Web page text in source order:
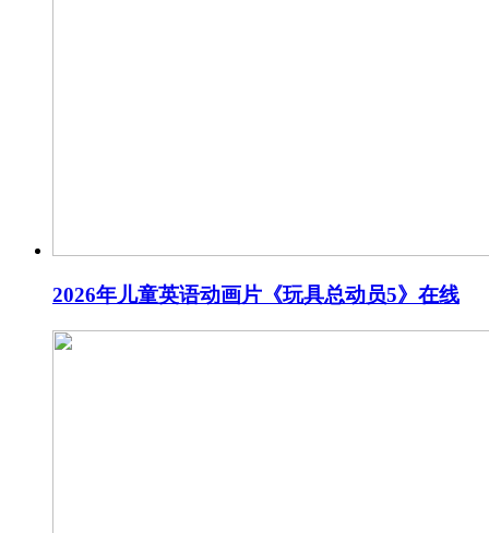
2026年儿童英语动画片《玩具总动员5》在线